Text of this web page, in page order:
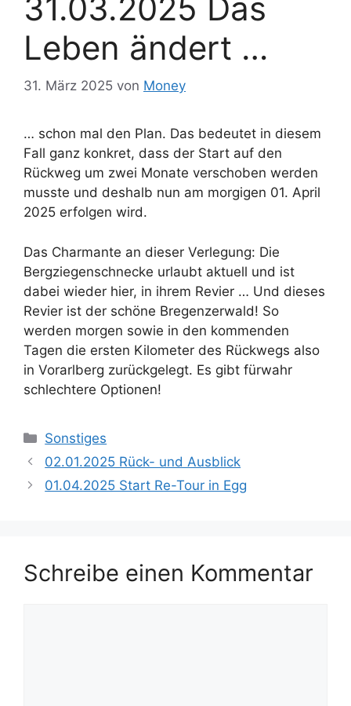
31.03.2025 Das
Leben ändert …
31. März 2025 von Money
… schon mal den Plan. Das bedeutet in diesem
Fall ganz konkret, dass der Start auf den
Rückweg um zwei Monate verschoben werden
musste und deshalb nun am morgigen 01. April
2025 erfolgen wird.
Das Charmante an dieser Verlegung: Die
Bergziegenschnecke urlaubt aktuell und ist
dabei wieder hier, in ihrem Revier … Und dieses
Revier ist der schöne Bregenzerwald! So
werden morgen sowie in den kommenden
Tagen die ersten Kilometer des Rückwegs also
in Vorarlberg zurückgelegt. Es gibt fürwahr
schlechtere Optionen!
Kategorien
Sonstiges
02.01.2025 Rück- und Ausblick
01.04.2025 Start Re-Tour in Egg
Schreibe einen Kommentar